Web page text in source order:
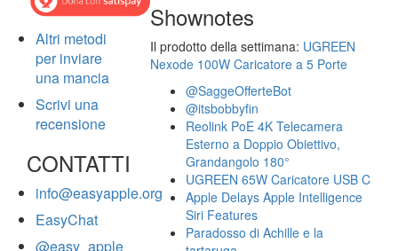
Altri metodi
per inviare
una mancia
Scrivi una
recensione
CONTATTI
info@easyapple.org
EasyChat
@easy_apple
Shownotes
Il prodotto della settimana: UGREEN
Nexode 100W Caricatore a 5 Porte
@SaggeOfferteBot
@itsbobbyfin
Reolink PoE 4K Telecamera
Esterno a Doppio Obiettivo,
Grandangolo 180°
UGREEN 65W Caricatore USB C
Apple Delays Apple Intelligence
Siri Features
Paradosso di Achille e la